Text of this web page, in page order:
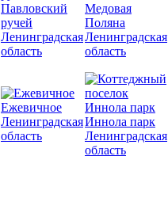
Павловский
ручей
Ленинградская
область
Медовая
Поляна
Ленинградская
область
Ежевичное
Ленинградская
область
Иннола парк
Ленинградская
область